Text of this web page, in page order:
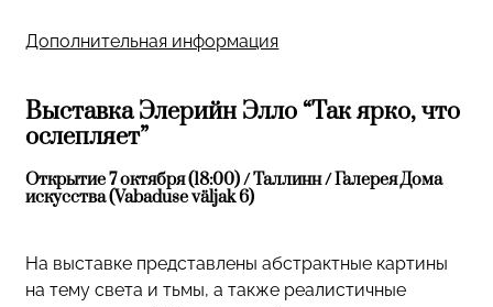
Дополнительная информация
Выставка Элерийн Элло “Так ярко, что
ослепляет”
Открытие 7 октября (18:00) / Таллинн / Галерея Дома
искусства (Vabaduse väljak 6)
На выставке представлены абстрактные картины
на тему света и тьмы, а также реалистичные